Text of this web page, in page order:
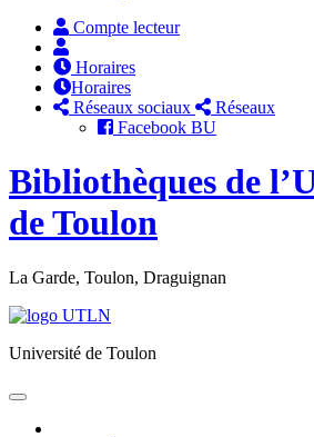
Compte lecteur
Horaires
Horaires
Réseaux sociaux
Réseaux
Facebook BU
Bibliothèques de
de Toulon
La Garde, Toulon, Draguignan
Université de Toulon
Toggle